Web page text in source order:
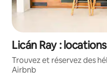
Licán Ray :
Trouvez et réservez des
Airbnb